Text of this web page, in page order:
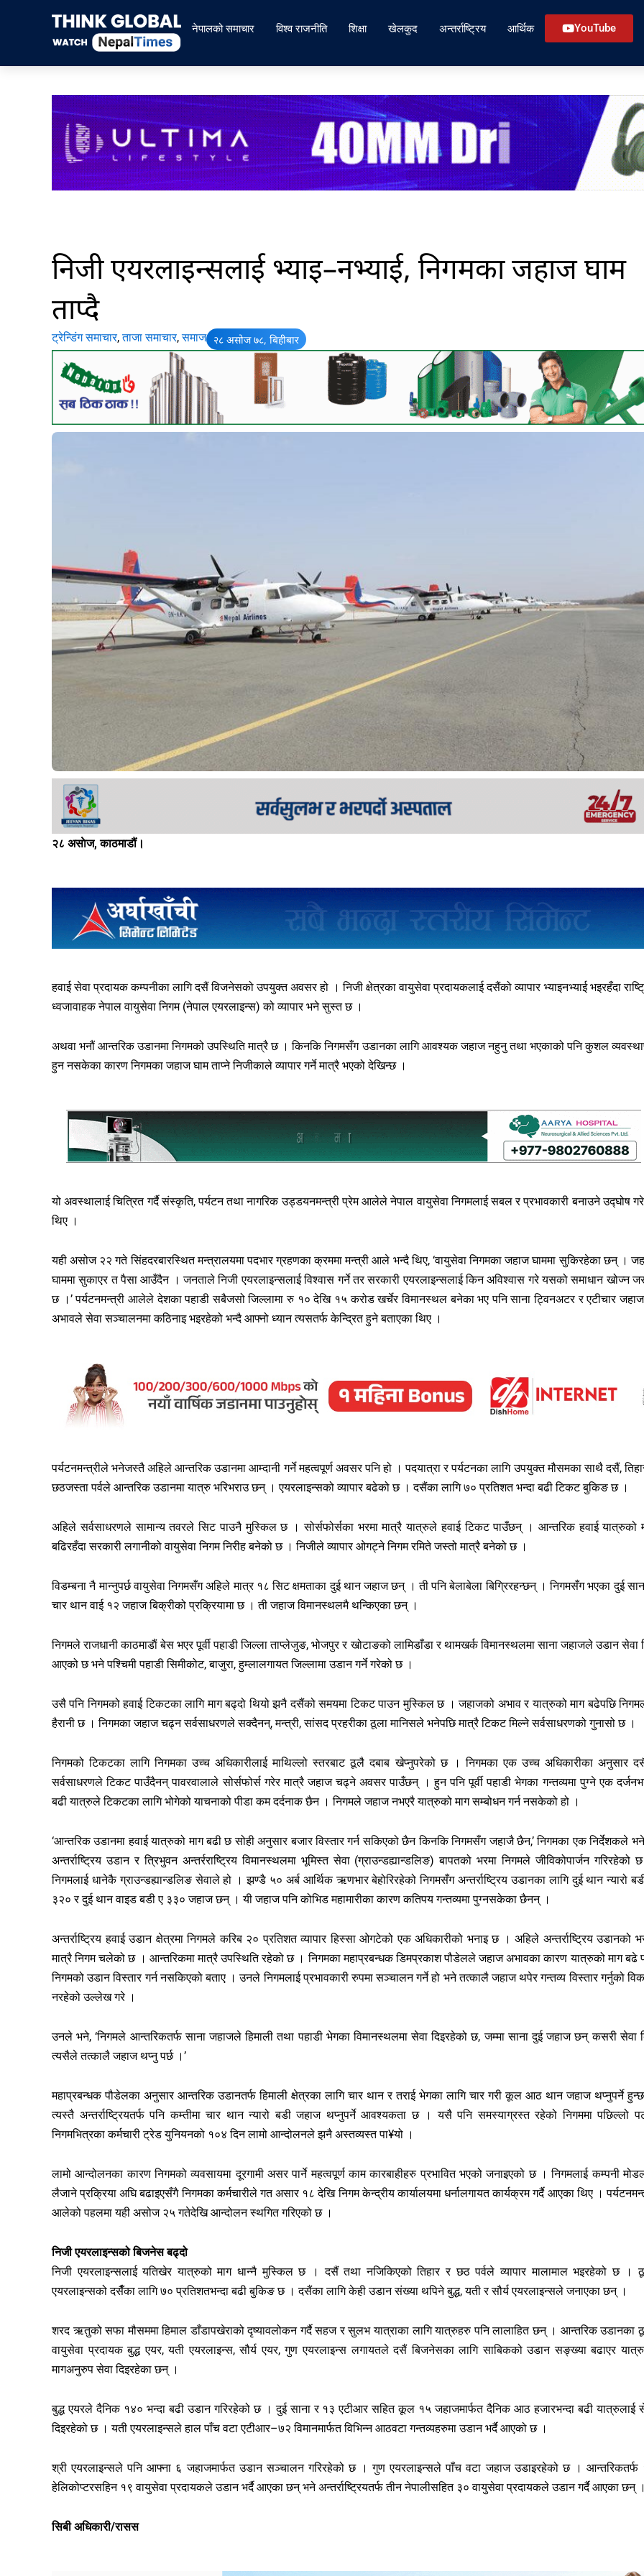
नेपालको समाचार विश्व राजनीति शिक्षा खेलकुद अन्तर्राष्ट्रिय आर्थिक YouTube
निजी एयरलाइन्सलाई भ्याइ–नभ्याई, निगमका जहाज घाम
ताप्दै
ट्रेन्डिंग समाचार,ताजा समाचार,समाज २८ असोज ७८, बिहीबार
२८ असाेज, काठमाडौं।
हवाई सेवा प्रदायक कम्पनीका लागि दसैं विजनेसको उपयुक्त अवसर हो । निजी क्षेत्रका वायुसेवा प्रदायकलाई दसैंको व्यापार भ्याइनभ्याई भइरहँदा
ध्वजावाहक नेपाल वायुसेवा निगम (नेपाल एयरलाइन्स) को व्यापार भने सुस्त छ ।
अथवा भनौं आन्तरिक उडानमा निगमको उपस्थिति मात्रै छ । किनकि निगमसँग उडानका लागि आवश्यक जहाज नहुनु तथा भएकाको पनि कुशल
हुन नसकेका कारण निगमका जहाज घाम ताप्ने निजीकाले व्यापार गर्ने मात्रै भएको देखिन्छ ।
यो अवस्थालाई चित्रित गर्दै संस्कृति, पर्यटन तथा नागरिक उड्डयनमन्त्री प्रेम आलेले नेपाल वायुसेवा निगमलाई सबल र प्रभावकारी बनाउने उद्घोष
थिए ।
यही असोज २२ गते सिंहदरबारस्थित मन्त्रालयमा पदभार ग्रहणका क्रममा मन्त्री आले भन्दै थिए, ‘वायुसेवा निगमका जहाज घाममा सुकिरहेका छन् ।
घाममा सुकाएर त पैसा आउँदैन । जनताले निजी एयरलाइन्सलाई विश्वास गर्ने तर सरकारी एयरलाइन्सलाई किन अविश्वास गरे यसको समाधान खोज्न
छ ।’ पर्यटनमन्त्री आलेले देशका पहाडी सबैजसो जिल्लामा रु १० देखि १५ करोड खर्चेर विमानस्थल बनेका भए पनि साना ट्विनअटर र एटीचार
अभावले सेवा सञ्चालनमा कठिनाइ भइरहेको भन्दै आफ्नो ध्यान त्यसतर्फ केन्द्रित हुने बताएका थिए ।
पर्यटनमन्त्रीले भनेजस्तै अहिले आन्तरिक उडानमा आम्दानी गर्ने महत्वपूर्ण अवसर पनि हो । पदयात्रा र पर्यटनका लागि उपयुक्त मौसमका साथै दसैं,
छठजस्ता पर्वले आन्तरिक उडानमा यात्रु भरिभराउ छन् । एयरलाइन्सको व्यापार बढेको छ । दसैंका लागि ७० प्रतिशत भन्दा बढी टिकट बुकिङ छ ।
अहिले सर्वसाधरणले सामान्य तवरले सिट पाउनै मुस्किल छ । सोर्सफोर्सका भरमा मात्रै यात्रुले हवाई टिकट पाउँछन् । आन्तरिक हवाई यात्रुको
बढिरहँदा सरकारी लगानीको वायुसेवा निगम निरीह बनेको छ । निजीले व्यापार ओगट्ने निगम रमिते जस्तो मात्रै बनेको छ ।
विडम्बना नै मान्नुपर्छ वायुसेवा निगमसँग अहिले मात्र १८ सिट क्षमताका दुई थान जहाज छन् । ती पनि बेलाबेला बिग्रिरहन्छन् । निगमसँग भएका दुई
चार थान वाई १२ जहाज बिक्रीको प्रक्रियामा छ । ती जहाज विमानस्थलमै थन्किएका छन् ।
निगमले राजधानी काठमाडाैं बेस भएर पूर्वी पहाडी जिल्ला ताप्लेजुङ, भोजपुर र खोटाङको लामिडाँडा र थामखर्क विमानस्थलमा साना जहाजले उडान सेवा
आएको छ भने पश्चिमी पहाडी सिमीकोट, बाजुरा, हुम्लालगायत जिल्लामा उडान गर्ने गरेको छ ।
उसै पनि निगमको हवाई टिकटका लागि माग बढ्दो थियो झनै दसैंको समयमा टिकट पाउन मुस्किल छ । जहाजको अभाव र यात्रुको माग बढेपछि
हैरानी छ । निगमका जहाज चढ्न सर्वसाधरणले सक्दैनन्, मन्त्री, सांसद प्रहरीका ठूला मानिसले भनेपछि मात्रै टिकट मिल्ने सर्वसाधरणको गुनासो छ ।
निगमको टिकटका लागि निगमका उच्च अधिकारीलाई माथिल्लो स्तरबाट ठूलै दबाब खेप्नुपरेको छ । निगमका एक उच्च अधिकारीका अनुसार
सर्वसाधरणले टिकट पाउँदैनन् पावरवालाले सोर्सफोर्स गरेर मात्रै जहाज चढ्ने अवसर पाउँछन् । हुन पनि पूर्वी पहाडी भेगका गन्तव्यमा पुग्ने एक
बढी यात्रुले टिकटका लागि भोगेको याचनाको पीडा कम दर्दनाक छैन । निगमले जहाज नभएरै यात्रुको माग सम्बोधन गर्न नसकेको हो ।
‘आन्तरिक उडानमा हवाई यात्रुको माग बढी छ सोही अनुसार बजार विस्तार गर्न सकिएको छैन किनकि निगमसँग जहाजै छैन,’ निगमका एक निर्देशकले
अन्तर्राष्ट्रिय उडान र त्रिभुवन अन्तर्रराष्ट्रिय विमानस्थलमा भूमिस्त सेवा (ग्राउन्डह्यान्डलिङ) बापतको भरमा निगमले जीविकोपार्जन गरिरहेको
निगमलाई धानेकै ग्राउन्डह्यान्डलिङ सेवाले हो । झण्डै ५० अर्ब आर्थिक ऋणभार बेहोरिरहेको निगमसँग अन्तर्राष्ट्रिय उडानका लागि दुई थान न्यारो
३२० र दुई थान वाइड बडी ए ३३० जहाज छन् । यी जहाज पनि कोभिड महामारीका कारण कतिपय गन्तव्यमा पुग्नसकेका छैनन् ।
अन्तर्राष्ट्रिय हवाई उडान क्षेत्रमा निगमले करिब २० प्रतिशत व्यापार हिस्सा ओगटेको एक अधिकारीको भनाइ छ । अहिले अन्तर्राष्ट्रिय उडानको
मात्रै निगम चलेको छ । आन्तरिकमा मात्रै उपस्थिति रहेको छ । निगमका महाप्रबन्धक डिमप्रकाश पौडेलले जहाज अभावका कारण यात्रुको माग बढे
निगमको उडान विस्तार गर्न नसकिएको बताए । उनले निगमलाई प्रभावकारी रुपमा सञ्चालन गर्ने हो भने तत्कालै जहाज थपेर गन्तव्य विस्तार गर्नुको
नरहेको उल्लेख गरे ।
उनले भने, ‘निगमले आन्तरिकतर्फ साना जहाजले हिमाली तथा पहाडी भेगका विमानस्थलमा सेवा दिइरहेको छ, जम्मा साना दुई जहाज छन् कसरी सेवा
त्यसैले तत्कालै जहाज थप्नु पर्छ ।’
महाप्रबन्धक पौडेलका अनुसार आन्तरिक उडानतर्फ हिमाली क्षेत्रका लागि चार थान र तराई भेगका लागि चार गरी कूल आठ थान जहाज थप्नुपर्ने
त्यस्तै अन्तर्राष्ट्रियतर्फ पनि कम्तीमा चार थान न्यारो बडी जहाज थप्नुपर्ने आवश्यकता छ । यसै पनि समस्याग्रस्त रहेको निगममा पछिल्लो
निगमभित्रका कर्मचारी ट्रेड युनियनको १०४ दिन लामो आन्दोलनले झनै अस्तव्यस्त पा¥यो ।
लामो आन्दोलनका कारण निगमको व्यवसायमा दूरगामी असर पार्ने महत्वपूर्ण काम कारबाहीहरु प्रभावित भएको जनाइएको छ । निगमलाई कम्पनी
लैजाने प्रक्रिया अघि बढाइएसँगै निगमका कर्मचारीले गत असार १८ देखि निगम केन्द्रीय कार्यालयमा धर्नालगायत कार्यक्रम गर्दै आएका थिए ।
आलेको पहलमा यही असोज २५ गतेदेखि आन्दोलन स्थगित गरिएको छ ।
निजी एयरलाइन्सको बिजनेस बढ्दो
निजी एयरलाइन्सलाई यतिखेर यात्रुको माग धान्नै मुस्किल छ । दसैं तथा नजिकिएको तिहार र छठ पर्वले व्यापार मालामाल भइरहेको छ ।
एयरलाइन्सको दसैँका लागि ७० प्रतिशतभन्दा बढी बुकिङ छ । दसैंका लागि केही उडान संख्या थपिने बुद्ध, यती र सौर्य एयरलाइन्सले जनाएका छन् ।
शरद ऋतुको सफा मौसममा हिमाल डाँडापखेराको दृष्यावलोकन गर्दै सहज र सुलभ यात्राका लागि यात्रुहरु पनि लालाहित छन् । आन्तरिक उडानका
वायुसेवा प्रदायक बुद्ध एयर, यती एयरलाइन्स, सौर्य एयर, गुण एयरलाइन्स लगायतले दसैं बिजनेसका लागि साबिकको उडान सङ्ख्या बढाएर
मागअनुरुप सेवा दिइरहेका छन् ।
बुद्ध एयरले दैनिक १४० भन्दा बढी उडान गरिरहेको छ । दुई साना र १३ एटीआर सहित कूल १५ जहाजमार्फत दैनिक आठ हजारभन्दा बढी यात्रुलाई
दिइरहेको छ । यती एयरलाइन्सले हाल पाँच वटा एटीआर–७२ विमानमार्फत विभिन्न आठवटा गन्तव्यहरुमा उडान भर्दै आएको छ ।
श्री एयरलाइन्सले पनि आफ्ना ६ जहाजमार्फत उडान सञ्चालन गरिरहेको छ । गुण एयरलाइन्सले पाँच वटा जहाज उडाइरहेको छ । आन्तरिकतर्फ
हेलिकोप्टरसहिन १९ वायुसेवा प्रदायकले उडान भर्दै आएका छन् भने अन्तर्राष्ट्रियतर्फ तीन नेपालीसहित ३० वायुसेवा प्रदायकले उडान गर्दै आएका छन् ।
सिबी अधिकारी/रासस